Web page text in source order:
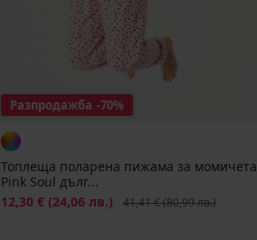
Разпродажба -70%
Топлеща поларена пижама за момичета
Pink Soul дълг...
Намаление
12,30 € (24,06 лв.) Първоначална цена
41,41 €(80,99 лв.)